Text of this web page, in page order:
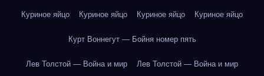
Куриное яйцо Куриное яйцо Куриное яйцо Куриное яйцо
Курт Воннегут — Бойня номер пять
Лев Толстой — Война и мир Лев Толстой — Война и мир